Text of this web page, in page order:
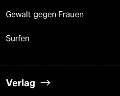
Gewalt gegen Frauen
Surfen
Verlag